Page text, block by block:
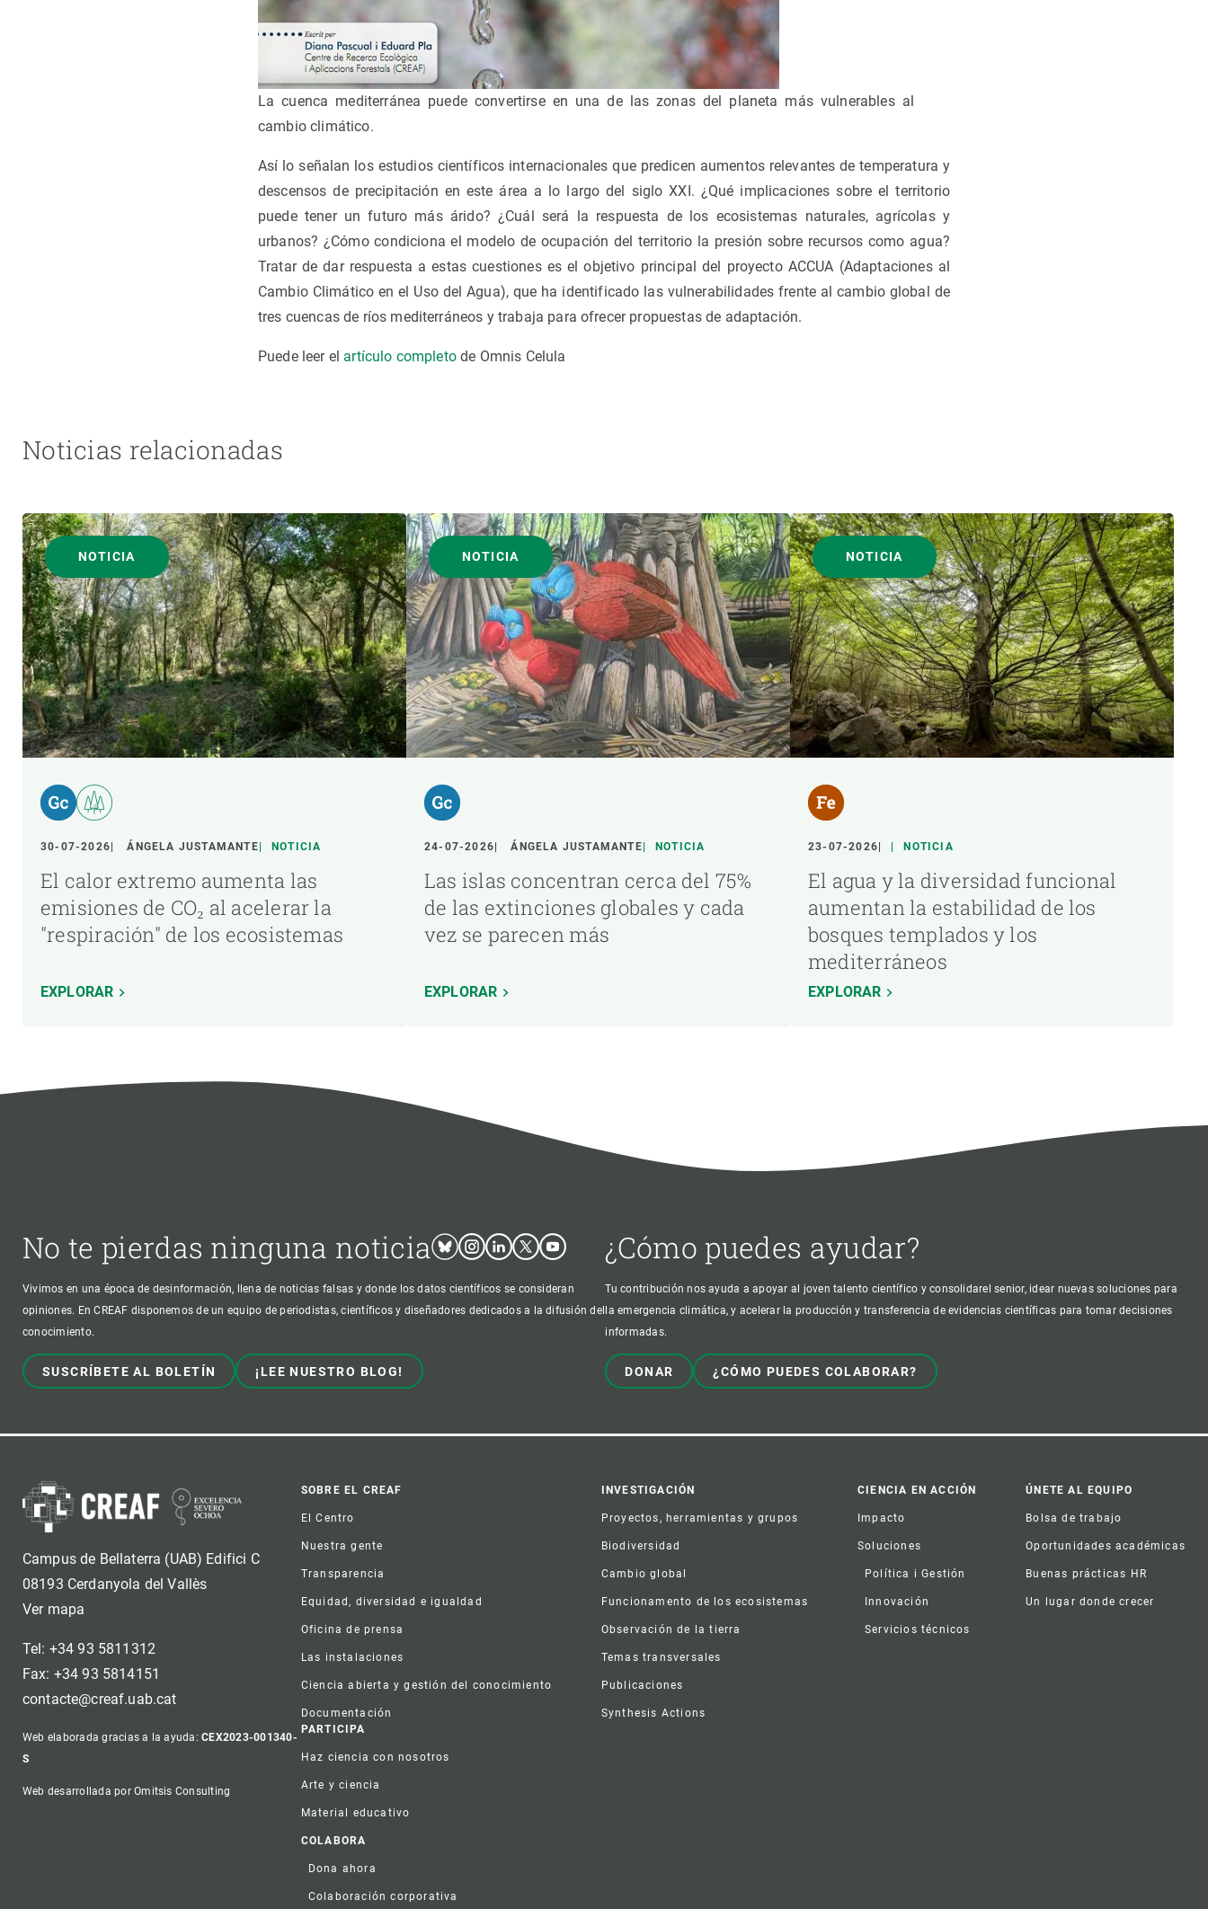
La cuenca mediterránea puede convertirse en una de las zonas del planeta más vulnerables al
cambio climático.
Así lo señalan los estudios científicos internacionales que predicen aumentos relevantes de temperatura y
descensos de precipitación en este área a lo largo del siglo XXI. ¿Qué implicaciones sobre el territorio
puede tener un futuro más árido? ¿Cuál será la respuesta de los ecosistemas naturales, agrícolas y
urbanos? ¿Cómo condiciona el modelo de ocupación del territorio la presión sobre recursos como agua?
Tratar de dar respuesta a estas cuestiones es el objetivo principal del proyecto ACCUA (Adaptaciones al
Cambio Climático en el Uso del Agua), que ha identificado las vulnerabilidades frente al cambio global de
tres cuencas de ríos mediterráneos y trabaja para ofrecer propuestas de adaptación.
Puede leer el artículo completode Omnis Celula
Noticias relacionadas
NOTICIA
30-07-2026 ÁNGELA JUSTAMANTE NOTICIA
El calor extremo aumenta las
emisiones de CO₂ al acelerar la
"respiración" de los ecosistemas
EXPLORAR
NOTICIA
24-07-2026 ÁNGELA JUSTAMANTE NOTICIA
Las islas concentran cerca del 75%
de las extinciones globales y cada
vez se parecen más
EXPLORAR
NOTICIA
23-07-2026 NOTICIA
El agua y la diversidad funcional
aumentan la estabilidad de los
bosques templados y los
mediterráneos
EXPLORAR
No te pierdas ninguna noticiaBlueskyInstagram
LinkedinTwitterYoutube
Vivimos en una época de desinformación, llena de noticias falsas y donde los datos científicos se consideran
opiniones. En CREAF disponemos de un equipo de periodistas, científicos y diseñadores dedicados a la difusión del
conocimiento.
SUSCRÍBETE AL BOLETÍN ¡LEE NUESTRO BLOG!
¿Cómo puedes ayudar?
Tu contribución nos ayuda a apoyar al joven talento científico y consolidarel senior, idear nuevas soluciones para
la emergencia climática, y acelerar la producción y transferencia de evidencias científicas para tomar decisiones
informadas.
DONAR ¿CÓMO PUEDES COLABORAR?
Campus de Bellaterra (UAB) Edifici C
08193 Cerdanyola del Vallès
Ver mapa
Tel: +34 93 5811312
Fax: +34 93 5814151
contacte@creaf.uab.cat
Web elaborada gracias a la ayuda:CEX2023-001340-
S
Web desarrollada por Omitsis Consulting
Footer
SOBRE EL CREAF
El Centro
Nuestra gente
Transparencia
Equidad, diversidad e igualdad
Oficina de prensa
Las instalaciones
Ciencia abierta y gestión del conocimiento
Documentación
INVESTIGACIÓN
Proyectos, herramientas y grupos
Biodiversidad
Cambio global
Funcionamento de los ecosistemas
Observación de la tierra
Temas transversales
Publicaciones
Synthesis Actions
CIENCIA EN ACCIÓN
Impacto
Soluciones
Política i Gestión
Innovación
Servicios técnicos
ÚNETE AL EQUIPO
Bolsa de trabajo
Oportunidades académicas
Buenas prácticas HR
Un lugar donde crecer
PARTICIPA
Haz ciencia con nosotros
Arte y ciencia
Material educativo
COLABORA
Dona ahora
Colaboración corporativa